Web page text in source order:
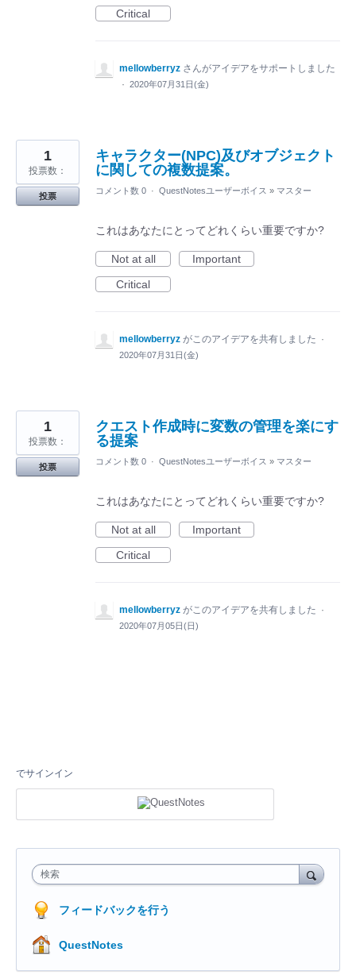
Critical
mellowberryz さんがアイデアをサポートしました
· 2020年07月31日(金)
キャラクター(NPC)及びオブジェクト
に関しての複数提案。
1
投票数：
投票
コメント数 0 · QuestNotesユーザーボイス » マスター
これはあなたにとってどれくらい重要ですか?
Not at all
Important
Critical
mellowberryz がこのアイデアを共有しました ·
2020年07月31日(金)
クエスト作成時に変数の管理を楽にす
る提案
1
投票数：
投票
コメント数 0 · QuestNotesユーザーボイス » マスター
これはあなたにとってどれくらい重要ですか?
Not at all
Important
Critical
mellowberryz がこのアイデアを共有しました ·
2020年07月05日(日)
でサインイン
検索
フィードバックを行う
QuestNotes